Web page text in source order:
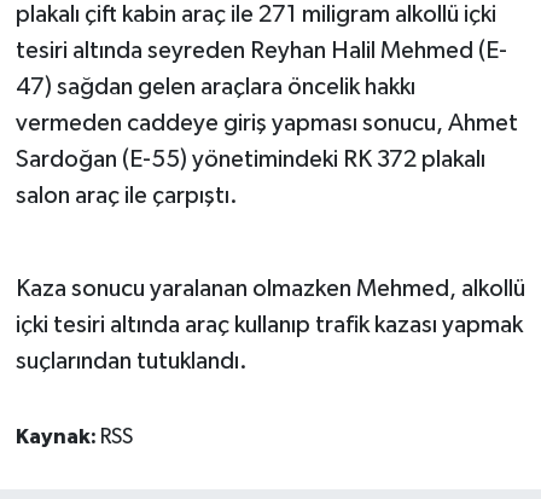
plakalı çift kabin araç ile 271 miligram alkollü içki
tesiri altında seyreden Reyhan Halil Mehmed (E-
47) sağdan gelen araçlara öncelik hakkı
vermeden caddeye giriş yapması sonucu, Ahmet
Sardoğan (E-55) yönetimindeki RK 372 plakalı
salon araç ile çarpıştı.
Kaza sonucu yaralanan olmazken Mehmed, alkollü
içki tesiri altında araç kullanıp trafik kazası yapmak
suçlarından tutuklandı.
Kaynak: RSS